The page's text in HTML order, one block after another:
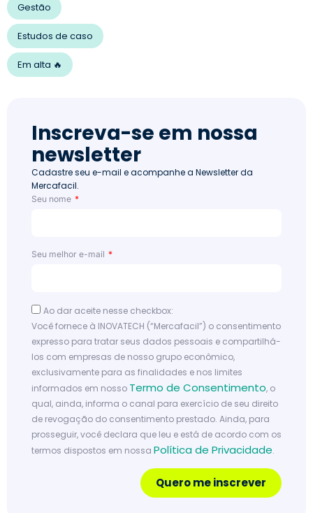
Gestão
Estudos de caso
Em alta 🔥
Inscreva-se em nossa
newsletter
Cadastre seu e-mail e acompanhe a Newsletter da
Mercafacil.
Seu nome
Seu melhor e-mail
Ao dar aceite nesse checkbox:
Você fornece à INOVATECH (“Mercafacil”) o consentimento
expresso para tratar seus dados pessoais e compartilhá-
los com empresas de nosso grupo econômico,
exclusivamente para as finalidades e nos limites
informados em nosso Termo de Consentimento, o
qual, ainda, informa o canal para exercício de seu direito
de revogação do consentimento prestado. Ainda, para
prosseguir, você declara que leu e está de acordo com os
termos dispostos em nossa Política de Privacidade.
Quero me inscrever